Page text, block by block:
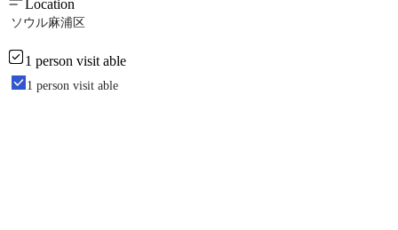
Location
ソウル麻浦区
1 person visit able
1 person visit able